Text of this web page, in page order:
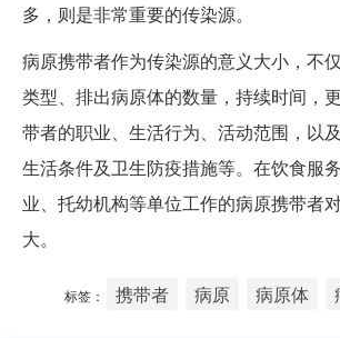
多，则是非常重要的传染源。
病原携带者作为传染源的意义大小，不
类型、排出病原体的数量，持续时间，
带者的职业、生活行为、活动范围，以
生活条件及卫生防疫措施等。在饮食服
业、托幼机构等单位工作的病原携带者
大。
标签： 携带者 病原 病原体